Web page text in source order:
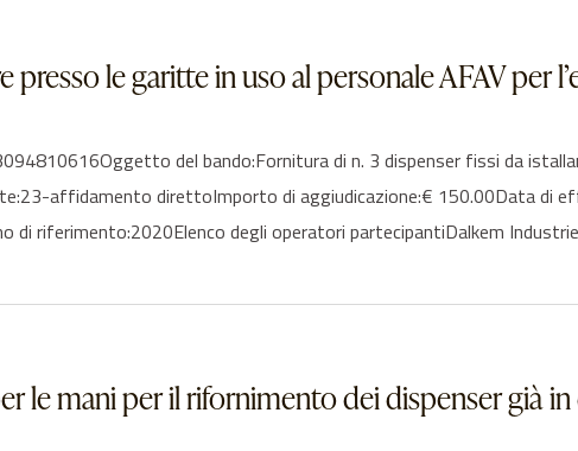
presso le garitte in uso al personale AFAV per
del bando:Fornitura di n. 3 dispenser fissi da
affidamento direttoImporto di aggiudicazione:€ 150.00Data
riferimento:2020Elenco degli operatori partecipantiDalkem
le mani per il rifornimento dei dispenser già